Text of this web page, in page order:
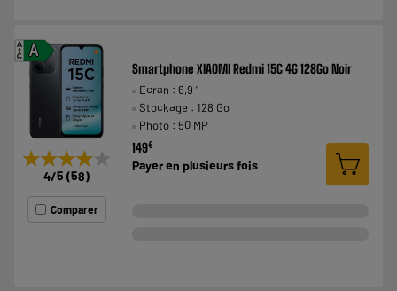
A
A
G
★★★★★
★★★★★
4/5 (58)
Comparer
Smartphone XIAOMI Redmi 15C 4G 128Go Noir
Ecran : 6,9 "
Stockage : 128 Go
Photo : 50 MP
149€
Payer en plusieurs fois